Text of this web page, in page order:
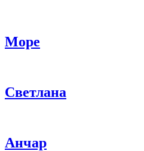
Море
Светлана
Анчар